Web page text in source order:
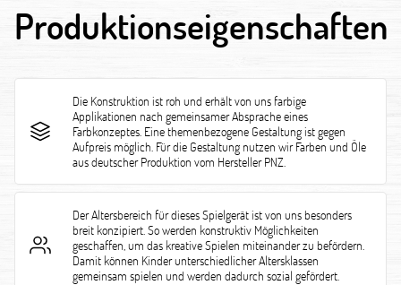
Produktionseigenschaften
Die Konstruktion ist roh und erhält von uns farbige
Applikationen nach gemeinsamer Absprache eines
Farbkonzeptes. Eine themenbezogene Gestaltung ist gegen
Aufpreis möglich. Für die Gestaltung nutzen wir Farben und Öle
aus deutscher Produktion vom Hersteller PNZ.
Der Altersbereich für dieses Spielgerät ist von uns besonders
breit konzipiert. So werden konstruktiv Möglichkeiten
geschaffen, um das kreative Spielen miteinander zu befördern.
Damit können Kinder unterschiedlicher Altersklassen
gemeinsam spielen und werden dadurch sozial gefördert.